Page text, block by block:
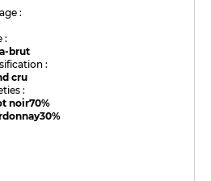
:
:
brut
:
cru
:
noir70%
30%